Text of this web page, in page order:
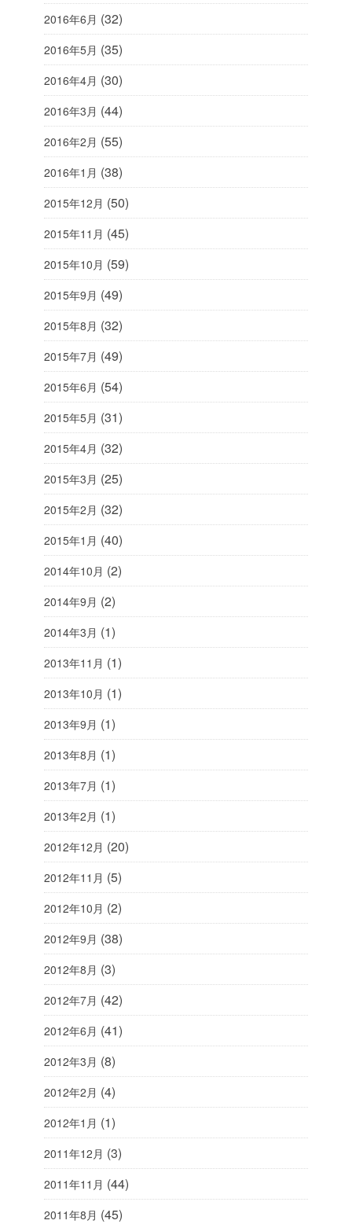
2016年6月 (32)
2016年5月 (35)
2016年4月 (30)
2016年3月 (44)
2016年2月 (55)
2016年1月 (38)
2015年12月 (50)
2015年11月 (45)
2015年10月 (59)
2015年9月 (49)
2015年8月 (32)
2015年7月 (49)
2015年6月 (54)
2015年5月 (31)
2015年4月 (32)
2015年3月 (25)
2015年2月 (32)
2015年1月 (40)
2014年10月 (2)
2014年9月 (2)
2014年3月 (1)
2013年11月 (1)
2013年10月 (1)
2013年9月 (1)
2013年8月 (1)
2013年7月 (1)
2013年2月 (1)
2012年12月 (20)
2012年11月 (5)
2012年10月 (2)
2012年9月 (38)
2012年8月 (3)
2012年7月 (42)
2012年6月 (41)
2012年3月 (8)
2012年2月 (4)
2012年1月 (1)
2011年12月 (3)
2011年11月 (44)
2011年8月 (45)